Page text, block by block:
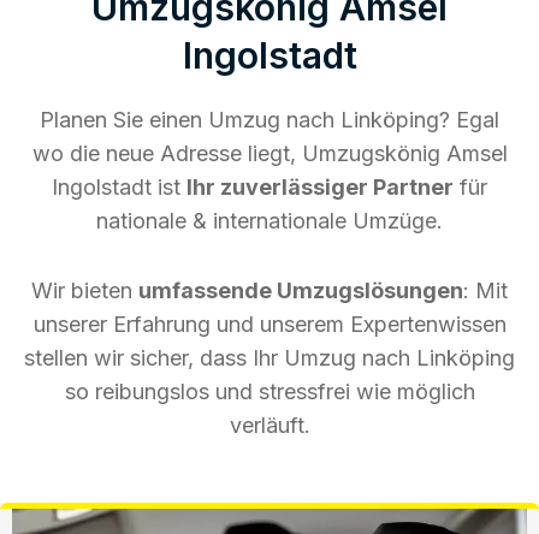
Ingolstadt
Planen Sie einen Umzug nach Linköping? Egal
wo die neue Adresse liegt, Umzugskönig Amsel
Ingolstadt ist Ihr zuverlässiger Partner für
nationale & internationale Umzüge.
Wir bieten umfassende Umzugslösungen: Mit
unserer Erfahrung und unserem Expertenwissen
stellen wir sicher, dass Ihr Umzug nach Linköping
so reibungslos und stressfrei wie möglich
verläuft.